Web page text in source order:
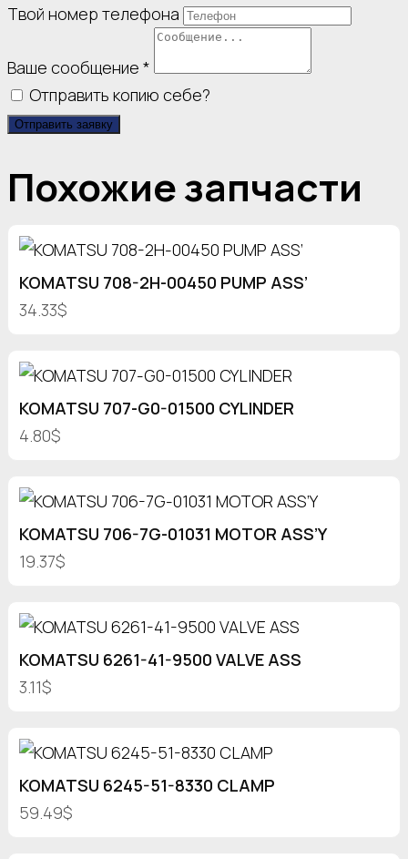
Твой номер телефона
Ваше сообщение *
Отправить копию себе?
Отправить заявку
Похожие запчасти
KOMATSU 708-2H-00450 PUMP ASS’
34.33$
KOMATSU 707-G0-01500 CYLINDER
4.80$
KOMATSU 706-7G-01031 MOTOR ASS’Y
19.37$
KOMATSU 6261-41-9500 VALVE ASS
3.11$
KOMATSU 6245-51-8330 CLAMP
59.49$